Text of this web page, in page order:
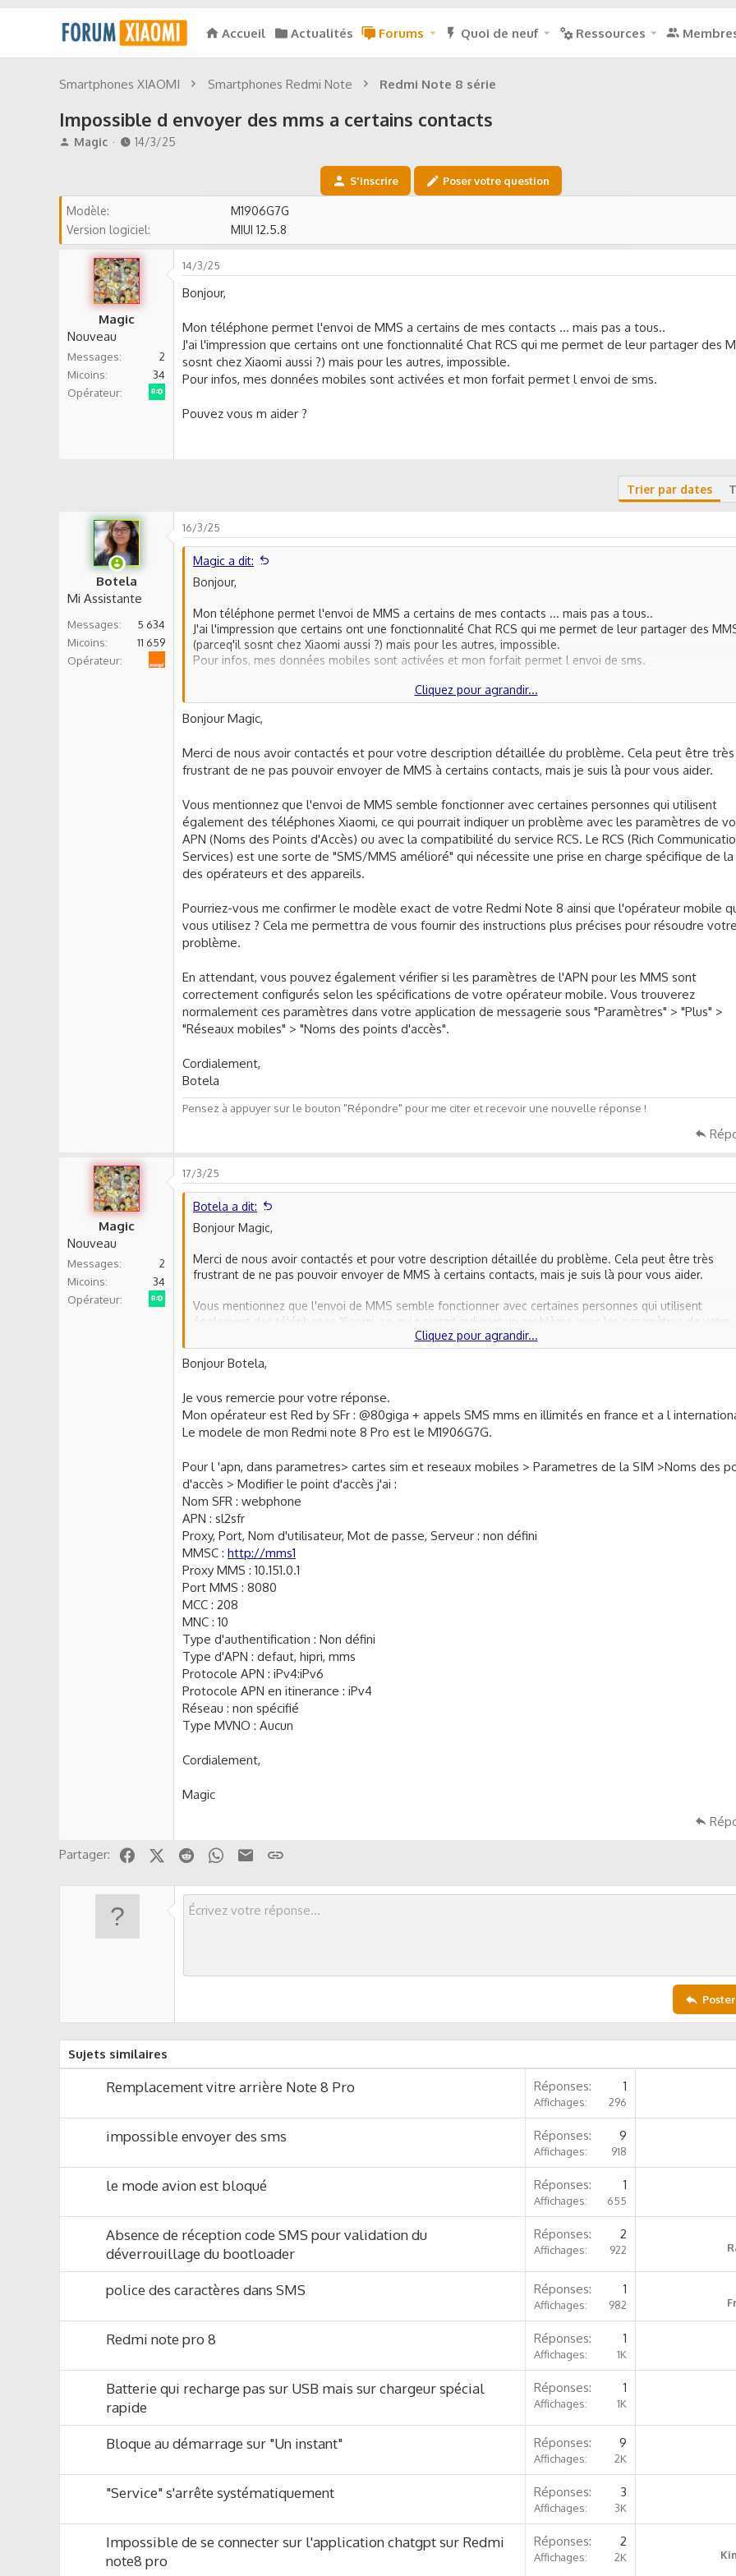
Accueil Actualités Forums Quoi de neuf Ressources
Smartphones XIAOMI Smartphones Redmi Note Redmi Note 8 série
Impossible d envoyer des mms a certains contacts
A
u
r
d
c
u
s
s
Magic
D
d
b
u
t
14/3/25
S'inscrire Poser votre question
Modèle
M1906G7G
Version logiciel
MIUI 12.5.8
Magic
Nouveau
Messages
2
Micoins
34
Opérateur
14/3/25
Bonjour,
Mon téléphone permet l'envoi de MMS a certains de mes contacts ... mais pas a tous..
J'ai l'impression que certains ont une fonctionnalité Chat RCS qui me permet de leur partager des
sosnt chez Xiaomi aussi ?) mais pour les autres, impossible.
Pour infos, mes données mobiles sont activées et mon forfait permet l envoi de sms.
Pouvez vous m aider ?
Trier par dates
Botela
Mi Assistante
Messages
5 634
Micoins
11 659
Opérateur
16/3/25
Magic a dit:
Bonjour,
Mon téléphone permet l'envoi de MMS a certains de mes contacts ... mais pas a tous..
J'ai l'impression que certains ont une fonctionnalité Chat RCS qui me permet de leur partager des
(parceq'il sosnt chez Xiaomi aussi ?) mais pour les autres, impossible.
Pour infos, mes données mobiles sont activées et mon forfait permet l envoi de sms.
Cliquez pour agrandir...
Bonjour Magic,
Merci de nous avoir contactés et pour votre description détaillée du problème. Cela peut être très
frustrant de ne pas pouvoir envoyer de MMS à certains contacts, mais je suis là pour vous aider.
Vous mentionnez que l'envoi de MMS semble fonctionner avec certaines personnes qui utilisent
également des téléphones Xiaomi, ce qui pourrait indiquer un problème avec les paramètres de
APN (Noms des Points d'Accès) ou avec la compatibilité du service RCS. Le RCS (Rich
Services) est une sorte de "SMS/MMS amélioré" qui nécessite une prise en charge spécifique de
des opérateurs et des appareils.
Pourriez-vous me confirmer le modèle exact de votre Redmi Note 8 ainsi que l'opérateur mobile
vous utilisez ? Cela me permettra de vous fournir des instructions plus précises pour résoudre votre
problème.
En attendant, vous pouvez également vérifier si les paramètres de l'APN pour les MMS sont
correctement configurés selon les spécifications de votre opérateur mobile. Vous trouverez
normalement ces paramètres dans votre application de messagerie sous "Paramètres" > "Plus" >
"Réseaux mobiles" > "Noms des points d'accès".
Cordialement,
Botela
Pensez à appuyer sur le bouton "Répondre" pour me citer et recevoir une nouvelle réponse !
Magic
Nouveau
Messages
2
Micoins
34
Opérateur
17/3/25
Botela a dit:
Bonjour Magic,
Merci de nous avoir contactés et pour votre description détaillée du problème. Cela peut être très
frustrant de ne pas pouvoir envoyer de MMS à certains contacts, mais je suis là pour vous aider.
Vous mentionnez que l'envoi de MMS semble fonctionner avec certaines personnes qui utilisent
également des téléphones Xiaomi, ce qui pourrait indiquer un problème avec les paramètres de votre
(Noms des Points d'Accès) ou avec la compatibilité du service RCS. Le RCS (Rich Communication
est une sorte de "SMS/MMS amélioré" qui nécessite une prise en charge spécifique de la part des
opérateurs et des appareils.
Pourriez-vous me confirmer le modèle exact de votre Redmi Note 8 ainsi que l'opérateur mobile que
utilisez ? Cela me permettra de vous fournir des instructions plus précises pour résoudre votre
configurés selon les spécifications de votre opérateur mobile. Vous trouverez normalement ces
paramètres dans votre application de messagerie sous "Paramètres" > "Plus" > "Réseaux mobiles" >
"Noms des points d'accès".
Cordialement,
Botela
Cliquez pour agrandir...
Bonjour Botela,
Je vous remercie pour votre réponse.
Mon opérateur est Red by SFr : @80giga + appels SMS mms en illimités en france et a l
Le modele de mon Redmi note 8 Pro est le M1906G7G.
Pour l 'apn, dans parametres> cartes sim et reseaux mobiles > Parametres de la SIM >Noms des
d'accès > Modifier le point d'accès j'ai :
Nom SFR : webphone
APN : sl2sfr
Proxy, Port, Nom d'utilisateur, Mot de passe, Serveur : non défini
MMSC : http://mms1
Proxy MMS : 10.151.0.1
Port MMS : 8080
MCC : 208
MNC : 10
Type d'authentification : Non défini
Type d'APN : defaut, hipri, mms
Protocole APN : iPv4:iPv6
Protocole APN en itinerance : iPv4
Réseau : non spécifié
Type MVNO : Aucun
Cordialement,
Magic
Partager: FacebookX (Twitter)
Reddit WhatsApp
Email
Sujets similaires
Remplacement vitre arrière Note 8 Pro Réponses 1
Affichages 296
impossible envoyer des sms Réponses 9
Affichages 918
le mode avion est bloqué Réponses 1
Affichages 655
Absence de réception code SMS pour validation du
déverrouillage du bootloader
Réponses 2
Affichages 922
police des caractères dans SMS Réponses 1
Affichages 982
Redmi note pro 8 Réponses 1
Affichages 1K
Batterie qui recharge pas sur USB mais sur chargeur spécial
rapide
Réponses 1
Affichages 1K
Bloque au démarrage sur "Un instant" Réponses 9
Affichages 2K
"Service" s'arrête systématiquement Réponses 3
Affichages 3K
Impossible de se connecter sur l'application chatgpt sur Redmi
note8 pro
Réponses 2
Affichages 2K